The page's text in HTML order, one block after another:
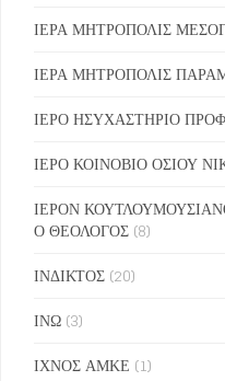
ΙΕΡΑ ΜΗΤΡΟΠΟΛΙΣ
ΙΕΡΑ ΜΗΤΡΟΠΟΛΙΣ
ΙΕΡΟ ΗΣΥΧΑΣΤΗΡΙΟ
ΙΕΡΟ ΚΟΙΝΟΒΙΟ ΟΣΙΟΥ
ΙΕΡΟΝ
Ο ΘΕΟΛΟΓΟΣ (8)
ΙΝΔΙΚΤΟΣ (20)
ΙΝΩ (3)
ΙΧΝΟΣ ΑΜΚΕ (1)